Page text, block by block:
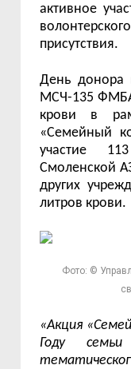
активное
присутствия.
День донора
МСЧ-135
крови в
«Семейный
участие
Смоленской
других
литров крови.
Фото: ©
«Акция
Году